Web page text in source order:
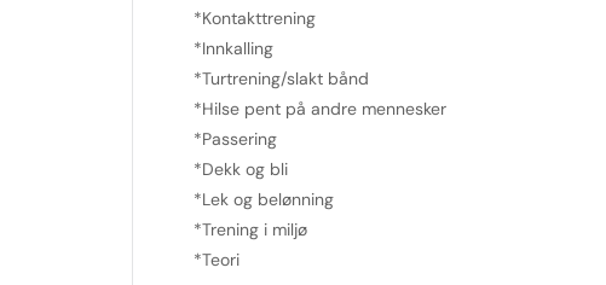
*Kontakttrening
*Innkalling
*Turtrening/slakt bånd
*Hilse pent på andre mennesker
*Passering
*Dekk og bli
*Lek og belønning
*Trening i miljø
*Teori